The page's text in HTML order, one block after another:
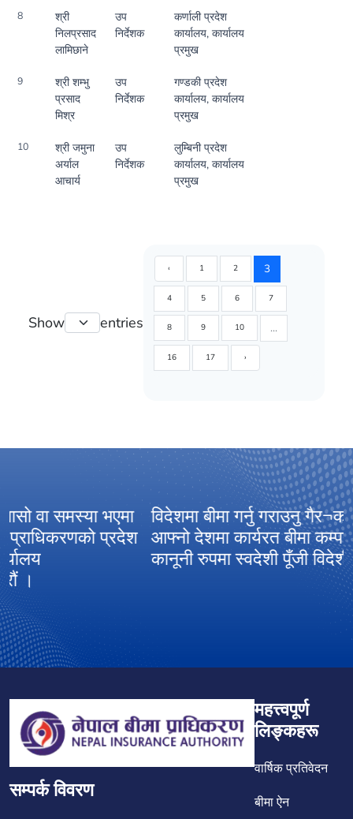
8
श्री
निलप्रसाद
लामिछाने
उप
निर्देशक
कर्णाली प्रदेश
कार्यालय, कार्यालय
प्रमुख
9
श्री शम्भु
प्रसाद
मिश्र
उप
निर्देशक
गण्डकी प्रदेश
कार्यालय, कार्यालय
प्रमुख
10
श्री जमुना
अर्याल
आचार्य
उप
निर्देशक
लुम्बिनी प्रदेश
कार्यालय, कार्यालय
प्रमुख
Show entries
‹ 1 2 3
4 5 6 7
8 9 10 ...
16 17 ›
विदेशमा बीमा गर्नु गराउनु गैर¬कानूनी हो¸ त्यसैले
आफ्नो देशमा कार्यरत बीमा कम्पनीसँगै बीमा गराऔं¸ गैर
कानूनी रुपमा स्वदेशी पूँजी विदेशीने क्रमलाई रोकौं ।
सम्पर्क विवरण
महत्त्वपूर्ण
लिङ्कहरू
वार्षिक प्रतिवेदन
बीमा ऐन